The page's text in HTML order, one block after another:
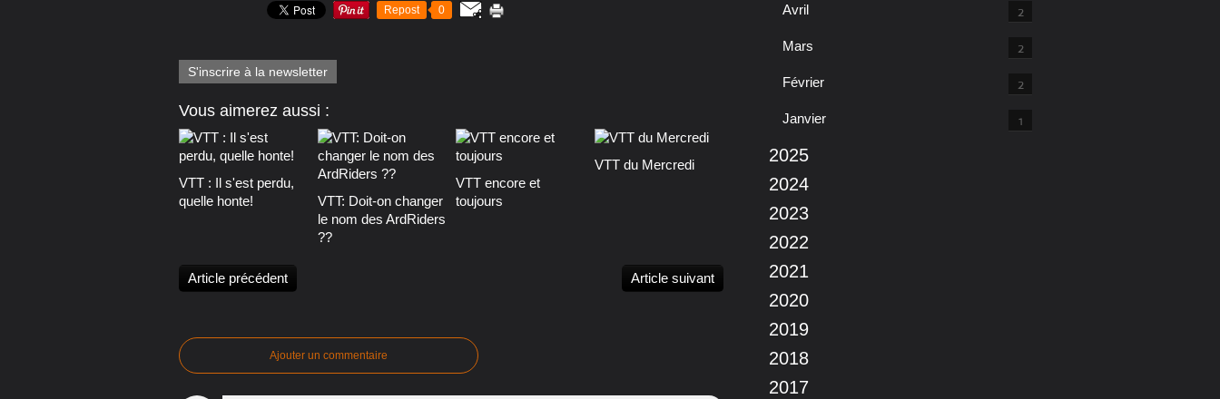
Repost 0
S'inscrire à la newsletter
Vous aimerez aussi :
VTT : Il s'est perdu,
quelle honte!
VTT: Doit-on changer
le nom des ArdRiders
??
VTT encore et
toujours
VTT du Mercredi
Article précédent Article suivant
Ajouter un commentaire
Avril 2
Mars 2
Février 2
Janvier 1
2025
2024
2023
2022
2021
2020
2019
2018
2017